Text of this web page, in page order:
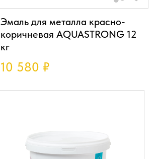
Эмаль для металла красно-
коричневая AQUASTRONG 12
кг
10 580 ₽